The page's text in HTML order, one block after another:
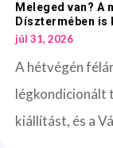
Meleged van? A
Dísztermében is
júl 31, 2026
A hétvégén
légkondicionált
kiállítást, és a